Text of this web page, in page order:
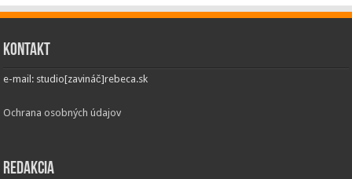
Kontakt
e-mail: studio[zavináč]rebeca.sk
Ochrana osobných údajov
Redakcia